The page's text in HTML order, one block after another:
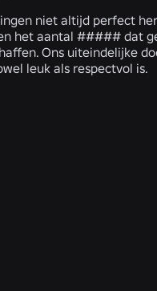
niet altijd perfect
het aantal ##### dat
Ons uiteindelijke
leuk als respectvol is.